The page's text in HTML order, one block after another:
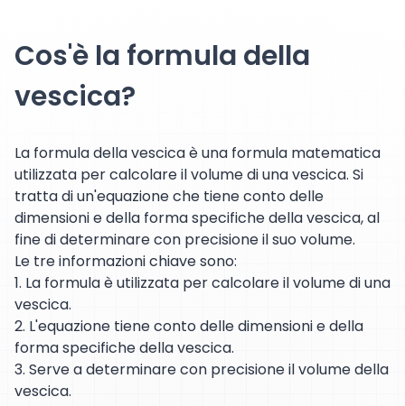
Cos'è la formula della
vescica?
La formula della vescica è una formula matematica
utilizzata per calcolare il volume di una vescica. Si
tratta di un'equazione che tiene conto delle
dimensioni e della forma specifiche della vescica, al
fine di determinare con precisione il suo volume.
Le tre informazioni chiave sono:
1. La formula è utilizzata per calcolare il volume di una
vescica.
2. L'equazione tiene conto delle dimensioni e della
forma specifiche della vescica.
3. Serve a determinare con precisione il volume della
vescica.